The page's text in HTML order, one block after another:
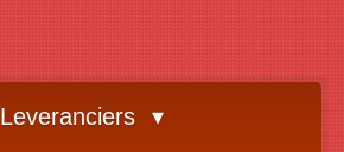
Leveranciers